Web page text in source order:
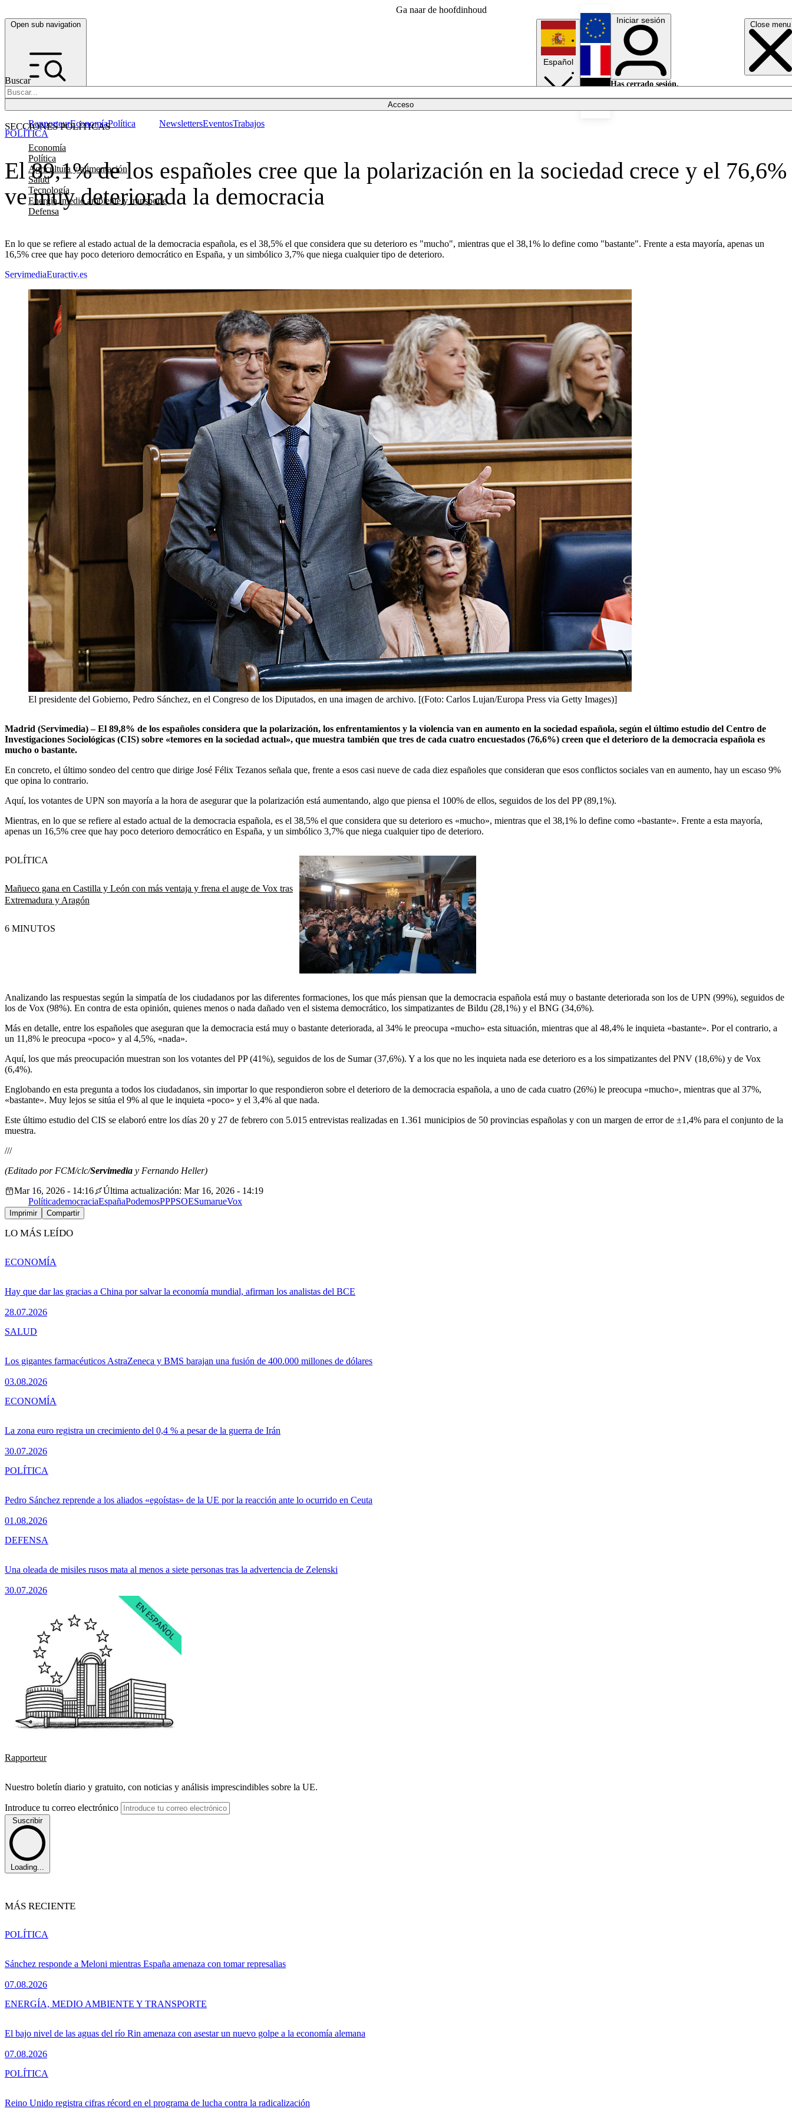
Ga naar de hoofdinhoud
Open sub navigation Close menu
Buscar
Acceso
SECCIONES POLÍTICAS
Economía
Política
Agricultura y alimentación
Salud
Tecnología
Energía, medio ambiente y transporte
Defensa
RapporteurEconomíaPolítica NewslettersEventosTrabajos
Español
English
Français
Iniciar sesión
Has cerrado sesión.
El 89,1% de los españoles cree que la polarización en la sociedad crece y el 76,6%
ve muy deteriorada la democracia
En lo que se refiere al estado actual de la democracia española, es el 38,5% el que considera que su deterioro es "mucho", mientras que el 38,1% lo define como "bastante". Frente a esta mayoría, apenas un
16,5% cree que hay poco deterioro democrático en España, y un simbólico 3,7% que niega cualquier tipo de deterioro.
POLÍTICA
ServimediaEuractiv.es
El presidente del Gobierno, Pedro Sánchez, en el Congreso de los Diputados, en una imagen de archivo. [(Foto: Carlos Lujan/Europa Press via Getty Images)]
Madrid (Servimedia) – El 89,8% de los españoles considera que la polarización, los enfrentamientos y la violencia van en aumento en la sociedad española, según el último estudio del Centro de
Investigaciones Sociológicas (CIS) sobre «temores en la sociedad actual», que muestra también que tres de cada cuatro encuestados (76,6%) creen que el deterioro de la democracia española es
mucho o bastante.
En concreto, el último sondeo del centro que dirige José Félix Tezanos señala que, frente a esos casi nueve de cada diez españoles que consideran que esos conflictos sociales van en aumento, hay un escaso 9%
que opina lo contrario.
Aquí, los votantes de UPN son mayoría a la hora de asegurar que la polarización está aumentando, algo que piensa el 100% de ellos, seguidos de los del PP (89,1%).
Mientras, en lo que se refiere al estado actual de la democracia española, es el 38,5% el que considera que su deterioro es «mucho», mientras que el 38,1% lo define como «bastante». Frente a esta mayoría,
apenas un 16,5% cree que hay poco deterioro democrático en España, y un simbólico 3,7% que niega cualquier tipo de deterioro.
Mañueco gana en Castilla y León con más ventaja y frena el auge de Vox tras
Extremadura y Aragón
POLÍTICA
6 MINUTOS
Analizando las respuestas según la simpatía de los ciudadanos por las diferentes formaciones, los que más piensan que la democracia española está muy o bastante deteriorada son los de UPN (99%), seguidos de
los de Vox (98%). En contra de esta opinión, quienes menos o nada dañado ven el sistema democrático, los simpatizantes de Bildu (28,1%) y el BNG (34,6%).
Más en detalle, entre los españoles que aseguran que la democracia está muy o bastante deteriorada, al 34% le preocupa «mucho» esta situación, mientras que al 48,4% le inquieta «bastante». Por el contrario, a
un 11,8% le preocupa «poco» y al 4,5%, «nada».
Aquí, los que más preocupación muestran son los votantes del PP (41%), seguidos de los de Sumar (37,6%). Y a los que no les inquieta nada ese deterioro es a los simpatizantes del PNV (18,6%) y de Vox
(6,4%).
Englobando en esta pregunta a todos los ciudadanos, sin importar lo que respondieron sobre el deterioro de la democracia española, a uno de cada cuatro (26%) le preocupa «mucho», mientras que al 37%,
«bastante». Muy lejos se sitúa el 9% al que le inquieta «poco» y el 3,4% al que nada.
Este último estudio del CIS se elaboró entre los días 20 y 27 de febrero con 5.015 entrevistas realizadas en 1.361 municipios de 50 provincias españolas y con un margen de error de ±1,4% para el conjunto de la
muestra.
///
(Editado por FCM/clc/Servimedia y Fernando Heller)
Mar 16, 2026 - 14:16
Última actualización: Mar 16, 2026 - 14:19
PolíticademocraciaEspañaPodemosPPPSOESumarueVox
Imprimir Compartir
LO MÁS LEÍDO
Hay que dar las gracias a China por salvar la economía mundial, afirman los analistas del BCE
28.07.2026
ECONOMÍA
Los gigantes farmacéuticos AstraZeneca y BMS barajan una fusión de 400.000 millones de dólares
03.08.2026
SALUD
La zona euro registra un crecimiento del 0,4 % a pesar de la guerra de Irán
30.07.2026
ECONOMÍA
Pedro Sánchez reprende a los aliados «egoístas» de la UE por la reacción ante lo ocurrido en Ceuta
01.08.2026
POLÍTICA
Una oleada de misiles rusos mata al menos a siete personas tras la advertencia de Zelenski
30.07.2026
DEFENSA
Rapporteur
Nuestro boletín diario y gratuito, con noticias y análisis imprescindibles sobre la UE.
Introduce tu correo electrónico
Suscribir
Loading...
MÁS RECIENTE
Sánchez responde a Meloni mientras España amenaza con tomar represalias
07.08.2026
POLÍTICA
El bajo nivel de las aguas del río Rin amenaza con asestar un nuevo golpe a la economía alemana
07.08.2026
ENERGÍA, MEDIO AMBIENTE Y TRANSPORTE
Reino Unido registra cifras récord en el programa de lucha contra la radicalización
POLÍTICA